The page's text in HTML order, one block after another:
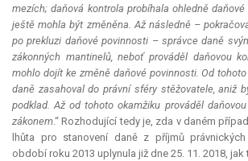
mezích; daňová kontrola probíhala ohledně
ještě mohla být změněna. Až následně –
po prekluzi daňové povinnosti – správce daně
zákonných mantinelů, neboť prováděl daňovou
mohlo dojít ke změně daňové povinnosti. Od
daně zasahoval do právní sféry stěžovatele, aniž
podklad. Až od tohoto okamžiku prováděl
zákonem.“ Rozhodující tedy je, zda v daném
lhůta pro stanovení daně z příjmů
období roku 2013 uplynula již dne 25. 11. 2018,